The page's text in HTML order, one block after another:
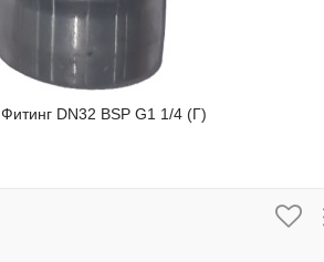
Фитинг DN32 BSP G1 1/4 (Г)